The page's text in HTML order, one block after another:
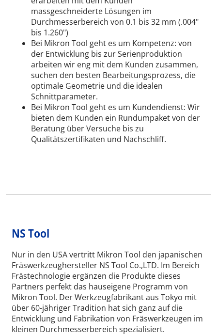
massgeschneiderte Lösungen im
Durchmesserbereich von 0.1 bis 32 mm (.004"
bis 1.260")
Bei Mikron Tool geht es um Kompetenz: von
der Entwicklung bis zur Serienproduktion
arbeiten wir eng mit dem Kunden zusammen,
suchen den besten Bearbeitungsprozess, die
optimale Geometrie und die idealen
Schnittparameter.
Bei Mikron Tool geht es um Kundendienst: Wir
bieten dem Kunden ein Rundumpaket von der
Beratung über Versuche bis zu
Qualitätszertifikaten und Nachschliff.
NS Tool
Nur in den USA vertritt Mikron Tool den japanischen
Fräswerkzeughersteller NS Tool Co.,LTD. Im Bereich
Frästechnologie ergänzen die Produkte dieses
Partners perfekt das hauseigene Programm von
Mikron Tool. Der Werkzeugfabrikant aus Tokyo mit
über 60-jähriger Tradition hat sich ganz auf die
Entwicklung und Fabrikation von Fräswerkzeugen im
kleinen Durchmesserbereich spezialisiert.